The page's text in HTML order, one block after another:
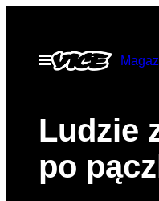
contentOpen
Menu
Ludzie
po